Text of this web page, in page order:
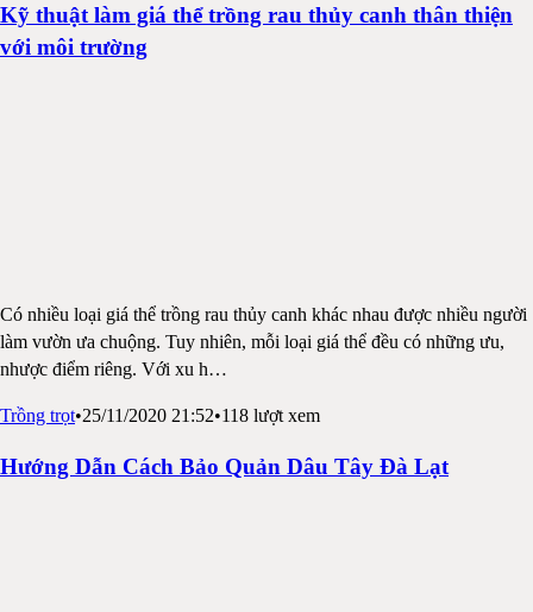
Kỹ thuật làm giá thể trồng rau thủy canh thân thiện
với môi trường
Có nhiều loại giá thể trồng rau thủy canh khác nhau được nhiều người
làm vườn ưa chuộng. Tuy nhiên, mỗi loại giá thể đều có những ưu,
nhược điểm riêng. Với xu h…
Trồng trọt•25/11/2020 21:52•118 lượt xem
Hướng Dẫn Cách Bảo Quản Dâu Tây Đà Lạt